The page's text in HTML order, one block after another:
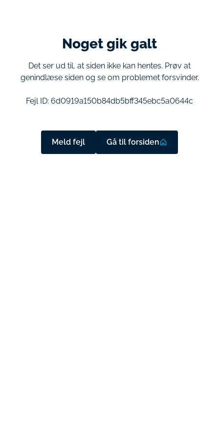
Noget gik galt
Det ser ud til, at siden ikke kan hentes. Prøv at
genindlæse siden og se om problemet forsvinder.
Fejl ID: 6d0919a150b84db5bff345ebc5a0644c
Meld fejl Gå til forsiden